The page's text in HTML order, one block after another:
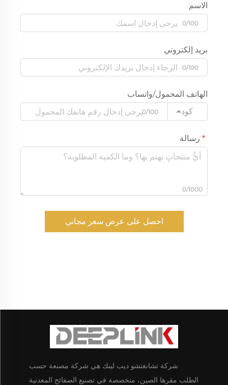
الاسم
0/100
بريد إلكتروني
0/100
الهاتف المحمول/واتساب
كود
0/100
رسالة
0/1000
احصل على عرض سعر مجاني
شركة تشانغتشو ديب لينك هي شركة مصنعة حسب
الطلب مقرها الصين، متخصصة في تصنيع الصفائح المعدنية